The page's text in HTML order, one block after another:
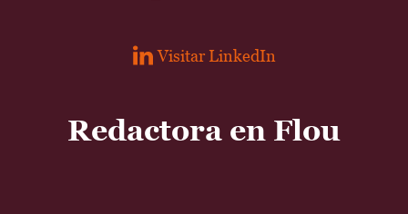
Visitar LinkedIn
Redactora en Flou